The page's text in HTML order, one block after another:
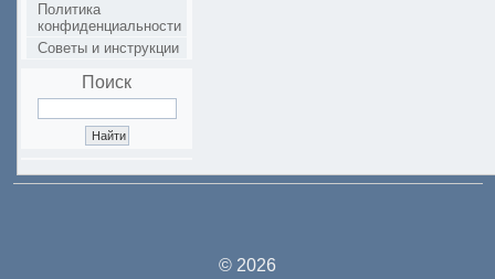
Политика
конфиденциальности
Советы и инструкции
Поиск
© 2026